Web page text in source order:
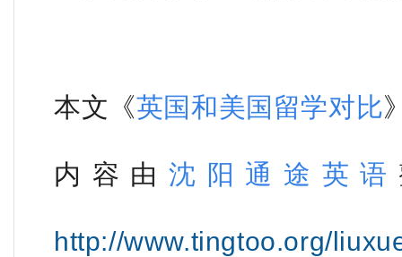
本文《英国和美国留学对比
内容由沈阳通途英语
http://www.tingtoo.org/